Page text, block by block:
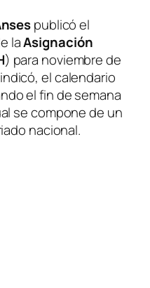
publicó el
laAsignación
) para noviembre de
el calendario
el fin de semana
se compone de un
nacional.